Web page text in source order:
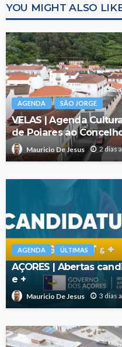
YOU MIGHT ALSO
AGENDA SÃO JORGE
VELAS | Agenda
de Poiares ao
Mauricio De Jesus 2 dias
AGENDA ÚLTIMAS
AÇORES | Abertas
e +
Mauricio De Jesus 3 dias